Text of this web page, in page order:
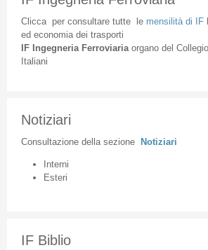
Cliccaper consultare tuttele mensilità di IF
ed economia dei trasporti
IF Ingegneria Ferroviaria organodel Collegio
Italiani
Notiziari
Consultazione della sezione Notiziari
Interni
Esteri
IF Biblio